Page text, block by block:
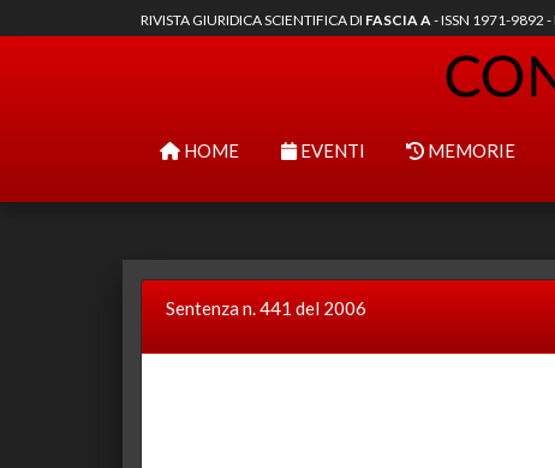
RIVISTA GIURIDICA SCIENTIFICA DI FASCIA A- ISSN 1971-9892
HOME EVENTI MEMORIE
Sentenza n. 441 del 2006